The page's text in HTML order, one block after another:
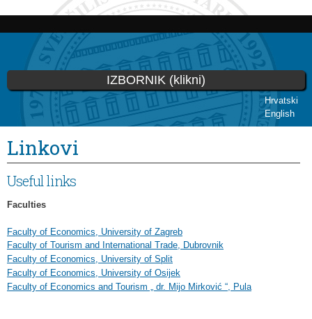
Skip to
content
Hrvatski
English
IZBORNIK (klikni)
You are here
Linkovi
Useful links
Faculties
Faculty of Economics, University of Zagreb
Faculty of Tourism and International Trade, Dubrovnik
Faculty of Economics, University of Split
Faculty of Economics, University of Osijek
Faculty of Economics and Tourism „ dr. Mijo Mirković “, Pula